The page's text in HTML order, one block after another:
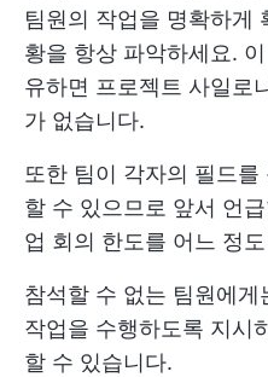
팀원의 작업을 명확하게
황을 항상 파악하세요.
유하면 프로젝트 사일로
가 없습니다.
또한 팀이 각자의 필드
할 수 있으므로 앞서 언
업 회의 한도를 어느 정
참석할 수 없는 팀원에
작업을 수행하도록 지시
할 수 있습니다.